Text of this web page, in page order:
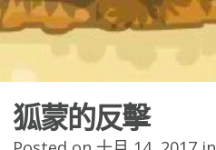
狐蒙的反擊